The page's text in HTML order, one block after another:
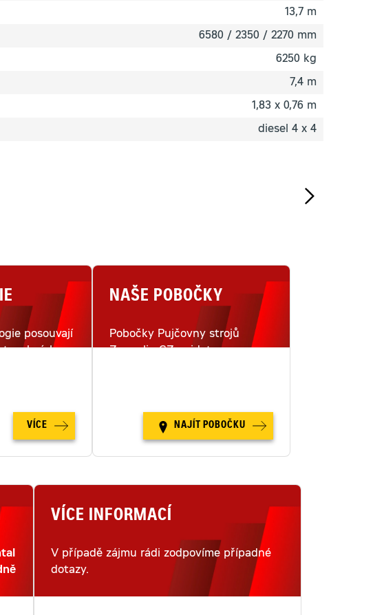
13,7 m
6580 / 2350 / 2270 mm
6250 kg
7,4 m
1,83 x 0,76 m
diesel 4 x 4
posouvají
VÍCE
NAŠE POBOČKY
Pobočky Pujčovny strojů
Zeppelin CZ najdete na
NAJÍT POBOČKU
VÍCE INFORMACÍ
V případě zájmu rádi zodpovíme případné
dotazy.